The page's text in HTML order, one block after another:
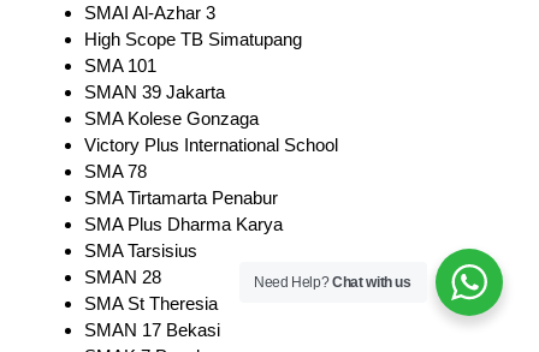
SMAI Al-Azhar 3
High Scope TB Simatupang
SMA 101
SMAN 39 Jakarta
SMA Kolese Gonzaga
Victory Plus International School
SMA 78
SMA Tirtamarta Penabur
SMA Plus Dharma Karya
SMA Tarsisius
SMAN 28
SMA St Theresia
SMAN 17 Bekasi
Need Help?Chat with us